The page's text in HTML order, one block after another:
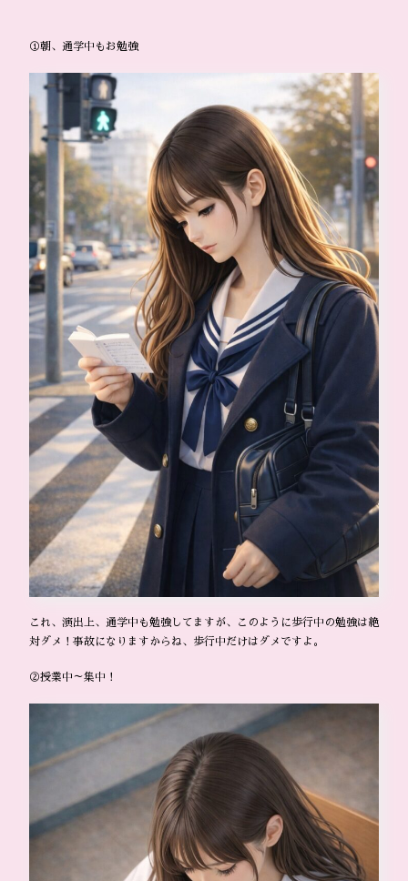
①朝、通学中もお勉強
これ、演出上、通学中も勉強してますが、このように歩行中の勉強は絶
対ダメ！事故になりますからね、歩行中だけはダメですよ。
②授業中～集中！